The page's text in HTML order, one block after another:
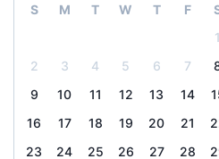
S M T W T F
1
2
3 4 5 6 7
9
10 11 12 13 14
16
17 18 19 20 21
23
24 25 26 27 28